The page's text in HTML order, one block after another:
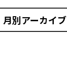
月別アーカイブ